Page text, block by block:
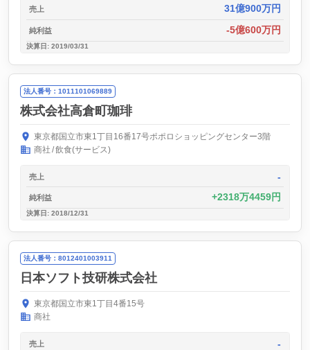
売上 31億900万円
純利益 -5億600万円
決算日: 2019/03/31
法人番号：1011101069889
株式会社高倉町珈琲
東京都国立市東1丁目16番17号ポポロショッピングセンター3階
商社 飲食(サービス)
売上 -
純利益 2318万4459円
決算日: 2018/12/31
法人番号：8012401003911
日本ソフト技研株式会社
東京都国立市東1丁目4番15号
商社
売上 -